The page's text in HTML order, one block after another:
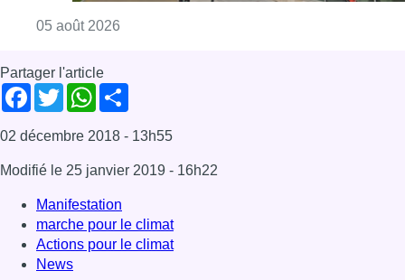
05 août 2026
Partager l'article
Facebook
TwitterWhatsApp
02 décembre 2018 - 13h55
Modifié le 25 janvier 2019 - 16h22
Manifestation
marche pour le climat
Actions pour le climat
News